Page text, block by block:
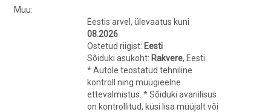
Muu:
Eestis arvel, ülevaatus kuni
08.2026
Ostetud riigist: Eesti
Sõiduki asukoht: Rakvere, Eesti
* Autole teostatud tehniline
kontroll ning müügieelne
ettevalmistus. * Sõiduki avariilisus
on kontrollitud, küsi lisa müüjalt või